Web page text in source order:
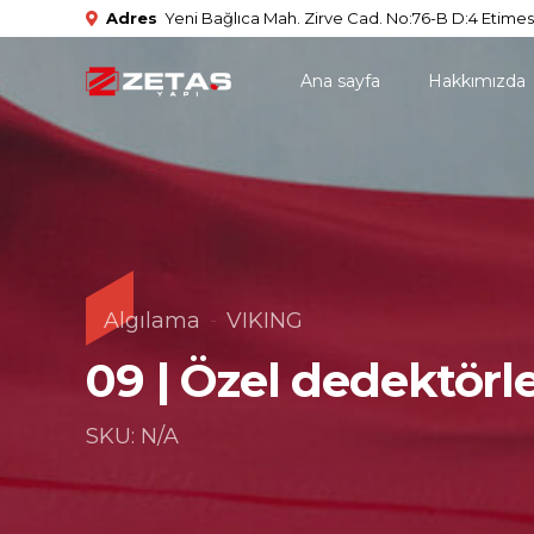
Adres Yeni Bağlıca Mah. Zirve Cad. No:76-B D:4
Ana sayfa Hakkımızda
Algılama VIKING
09 | Özel
SKU: N/A